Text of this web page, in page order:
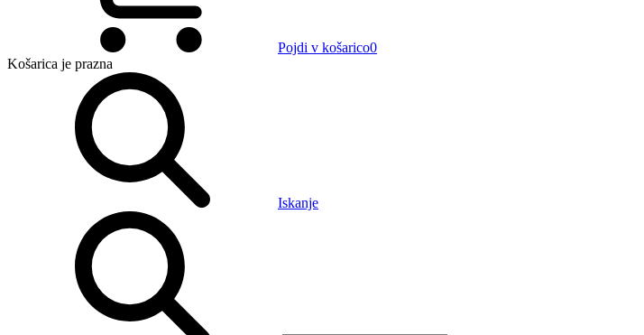
Pojdi v košarico0
Košarica je prazna
Iskanje